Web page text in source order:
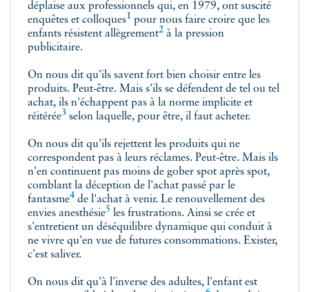
déplaise aux professionnels qui, en 1979, ont suscité
enquêtes et colloques1 pour nous faire croire que les
enfants résistent allègrement2 à la pression
publicitaire.
On nous dit qu'ils savent fort bien choisir entre les
produits. Peut-être. Mais s'ils se défendent de tel ou tel
achat, ils n'échappent pas à la norme implicite et
réitérée3 selon laquelle, pour être, il faut acheter.
On nous dit qu'ils rejettent les produits qui ne
correspondent pas à leurs réclames. Peut-être. Mais ils
n'en continuent pas moins de gober spot après spot,
comblant la déception de l'achat passé par le
fantasme4 de l'achat à venir. Le renouvellement des
envies anesthésie5 les frustrations. Ainsi se crée et
s'entretient un déséquilibre dynamique qui conduit à
ne vivre qu'en vue de futures consommations. Exister,
c'est saliver.
On nous dit qu'à l'inverse des adultes, l'enfant est